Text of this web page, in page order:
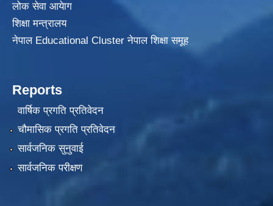
लोक सेवा आयेाग
शिक्षा मन्त्रालय
नेपाल Educational Cluster नेपाल शिक्षा समूह
Reports
वार्षिक प्रगति प्रतिवेदन
चौमासिक प्रगति प्रतिवेदन
सार्वजनिक सुनुवाई
सार्वजनिक परीक्षण